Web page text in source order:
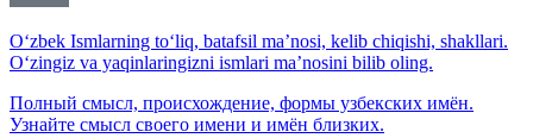
O‘zbek Ismlarning to‘liq, batafsil ma’nosi, kelib chiqishi, shakllari.
O‘zingiz va yaqinlaringizni ismlari ma’nosini bilib oling.
Полный смысл, происхождение, формы узбекских имён.
Узнайте смысл своего имени и имён близких.